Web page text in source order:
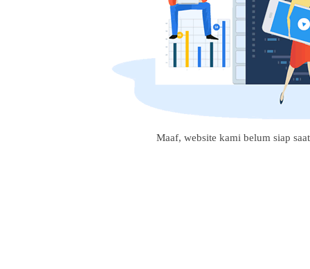
Maaf, website kami belum siap